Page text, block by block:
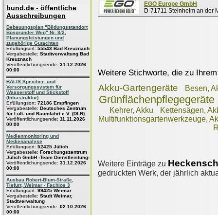
bund.de - öffentliche
Ausschreibungen
Bebauungsplan "Bildungsstandort
Bösgrunder Weg" Nr. 8/2,
Planungsleistungen und
zugehörige Gutachten
Erfüllungsort: 55543 Bad Kreuznach
Vergabestelle: Stadtverwaltung Bad
Kreuznach
Veröffentlichungsende: 31.12.2026
00:00
BALIS Speicher- und
Versorgungssystem für
Wasserstoff und Stickstoff
(Infrastruktur)
Erfüllungsort: 72186 Empfingen
Vergabestelle: Deutsches Zentrum
für Luft- und Raumfahrt e.V. (DLR)
Veröffentlichungsende: 11.11.2026
00:00
Medienmonitoring und
Medienanalyse
Erfüllungsort: 52425 Jülich
Vergabestelle: Forschungszentrum
Jülich GmbH -Team Dienstleistung-
Veröffentlichungsende: 31.12.2026
00:00
Ausbau Robert-Blum-Straße,
Tiefurt, Weimar - Fachlos 3
Erfüllungsort: 99425 Weimar
Vergabestelle: Stadt Weimar,
Stadtverwaltung
Veröffentlichungsende: 02.10.2026
00:00
EGO Europe GmbH
D-71711 Steinheim an der
Weitere Stichworte, die zu
Akku-Gartengeräte Besen,
Grünflächenpflegegeräte
Kehrer, Akku
Kettensägen,
Multifunktionsgartenwerkzeuge,
Weitere Einträge zu
gedruckten Werk, der jährlich